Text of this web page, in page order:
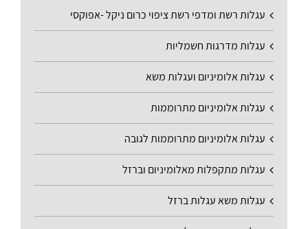
עגלות רשת ומדפי רשת ציפוי כרום ניקל -אפוקסי
עגלות מדרגות חשמליות
עגלות אלומיניום ועגלות משא
עגלות אלומיניום מתרוממות
עגלות אלומיניום מתרוממות לגובה
עגלות מתקפלות מאלומיניום וברזל
עגלות משא עגלות ברזל